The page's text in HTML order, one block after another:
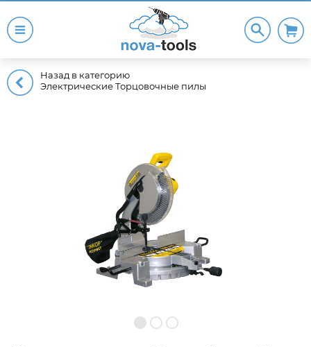
Назад в категорию
Электрические Торцовочные пилы